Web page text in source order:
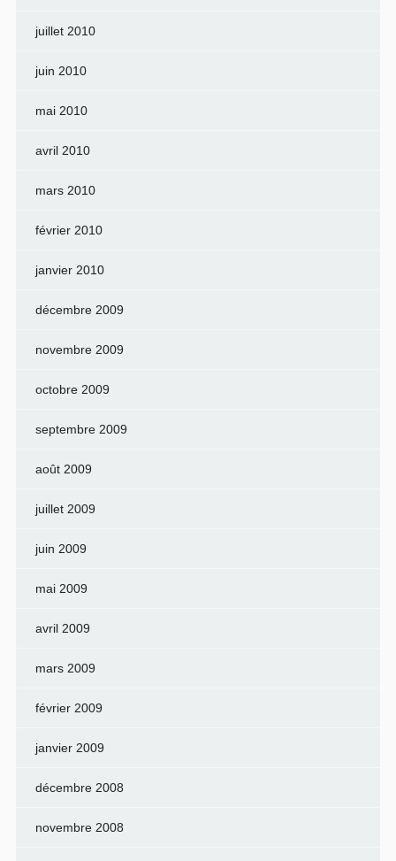
juillet 2010
juin 2010
mai 2010
avril 2010
mars 2010
février 2010
janvier 2010
décembre 2009
novembre 2009
octobre 2009
septembre 2009
août 2009
juillet 2009
juin 2009
mai 2009
avril 2009
mars 2009
février 2009
janvier 2009
décembre 2008
novembre 2008